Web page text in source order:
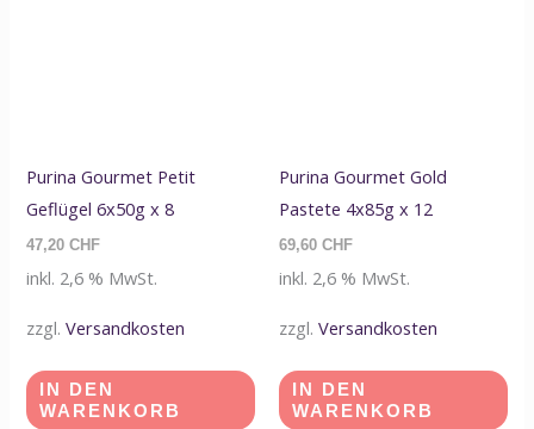
Purina Gourmet Petit
Geflügel 6x50g x 8
47,20CHF
inkl. 2,6 % MwSt.
zzgl.Versandkosten
IN DEN
WARENKORB
Purina Gourmet Gold
Pastete 4x85g x 12
69,60 CHF
inkl. 2,6 % MwSt.
zzgl. Versandkosten
IN DEN
WARENKORB